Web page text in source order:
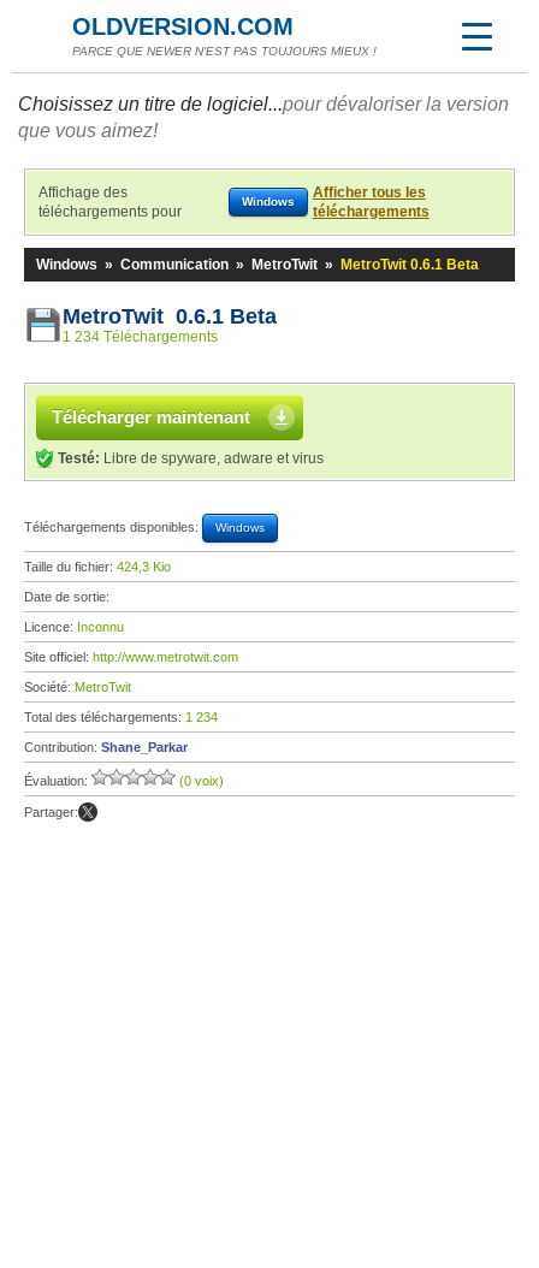
OLDVERSION.COM
PARCE QUE NEWER N'EST PAS TOUJOURS MIEUX !
Choisissez un titre de logiciel...pour dévaloriser la version
que vous aimez!
Affichage des
téléchargements pour
Windows
Afficher tous les
téléchargements
Windows » Communication » MetroTwit » MetroTwit 0.6.1 Beta
MetroTwit 0.6.1 Beta
1 234 Téléchargements
Télécharger maintenant
Testé: Libre de spyware, adware et virus
Téléchargements disponibles: Windows
Taille du fichier: 424,3 Kio
Date de sortie:
Licence: Inconnu
Site officiel: http://www.metrotwit.com
Société: MetroTwit
Total des téléchargements: 1 234
Contribution: Shane_Parkar
Évaluation: (0 voix)
Partager: